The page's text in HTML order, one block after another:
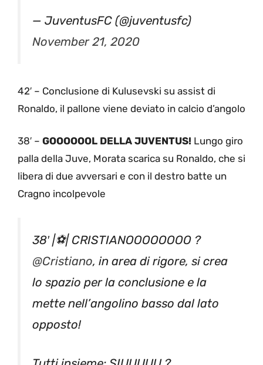
— JuventusFC (@juventusfc)
November 21, 2020
42′ – Conclusione di Kulusevski su assist di
Ronaldo, il pallone viene deviato in calcio d’angolo
38′ – GOOOOOOL DELLA JUVENTUS! Lungo giro
palla della Juve, Morata scarica su Ronaldo, che si
libera di due avversari e con il destro batte un
Cragno incolpevole
38′ |⚽️| CRISTIANOOOOOOOO ?
@Cristiano, in area di rigore, si crea
lo spazio per la conclusione e la
mette nell’angolino basso dal lato
opposto!